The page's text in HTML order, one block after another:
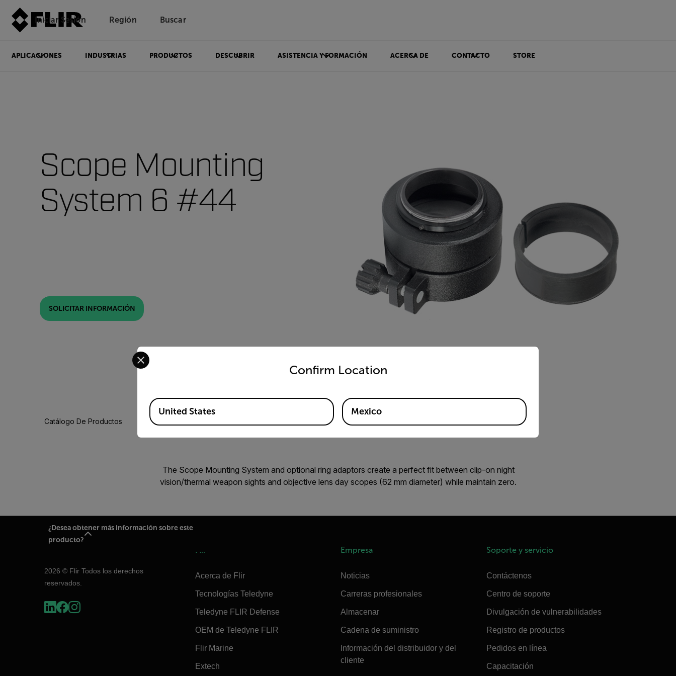
Iniciar Sesión Región Buscar
APLICACIONES INDUSTRIAS PRODUCTOS DESCUBRIR ASISTENCIA Y FORMACIÓN ACERCA DE CONTACTO STORE
Scope Mounting
System 6 #44
SOLICITAR INFORMACIÓN
Catálogo De Productos
The Scope Mounting System and optional ring adaptors create a perfect fit between clip-on night
vision/thermal weapon sights and objective lens day scopes (62 mm diameter) while maintain zero.
¿Desea obtener más información sobre este
producto?
2026 © Flir Todos los derechos
reservados.
Flir
Acerca de Flir
Tecnologías Teledyne
Teledyne FLIR Defense
OEM de Teledyne FLIR
Flir Marine
Extech
Empresa
Noticias
Carreras profesionales
Almacenar
Cadena de suministro
Información del distribuidor y del
cliente
Soporte y servicio
Contáctenos
Centro de soporte
Divulgación de vulnerabilidades
Registro de productos
Pedidos en línea
Capacitación
Confirm Location
Select your preferred country and language from the options below to access the appropriate version of our website.
Available Locations
United States Mexico